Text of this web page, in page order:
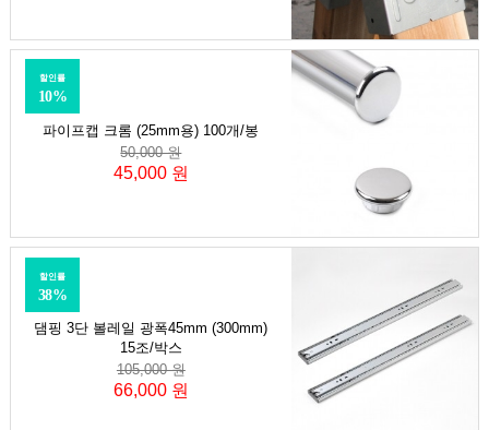
파이프캡 크롬 (25mm용) 100개/봉
할인률
10%
50,000 원
45,000 원
댐핑 3단 볼레일 광폭45mm (300mm)
15조/박스
할인률
38%
105,000 원
66,000 원